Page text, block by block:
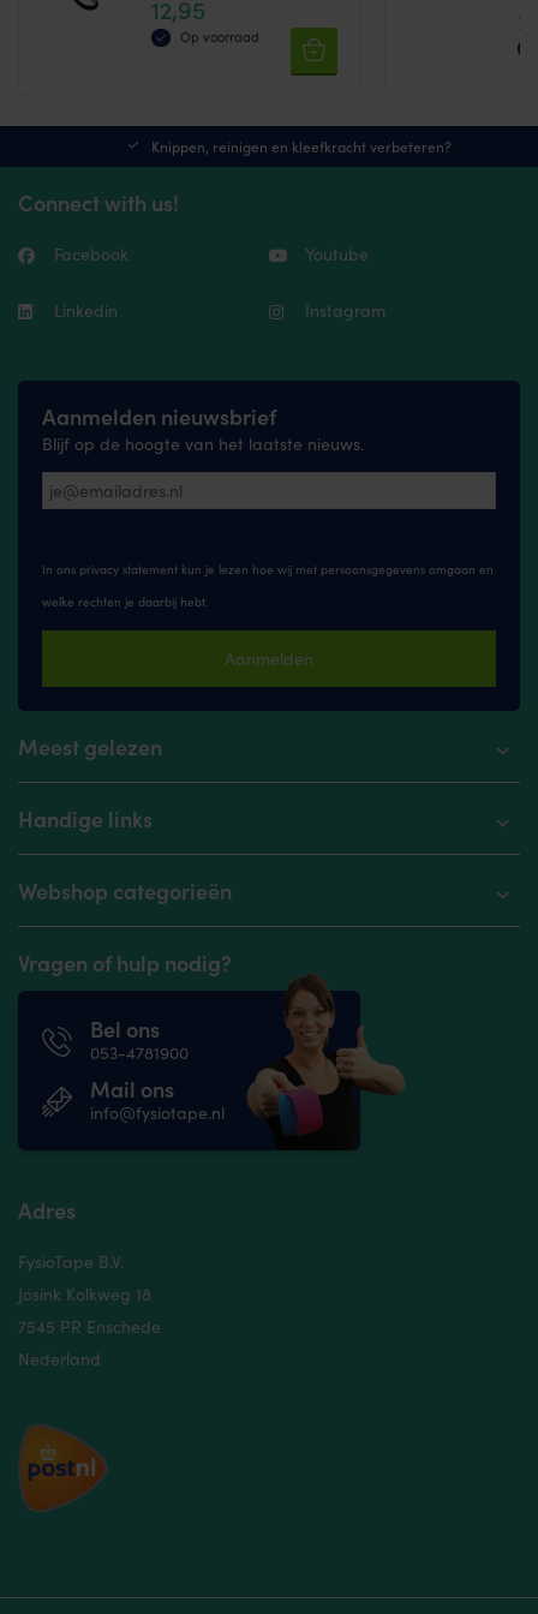
the
uit 5
12,95
Op voorraad
uit
Knippen, reinigen en kleefkracht verbeteren?
Connect with us!
Facebook Youtube
Linkedin Instagram
Aanmelden nieuwsbrief
Blijf op de hoogte van het laatste nieuws.
In ons privacy statement kun je lezen hoe wij met persoonsgegevens omgaan en
welke rechten je daarbij hebt.
Aanmelden
Meest gelezen
Handige links
Webshop categorieën
Vragen of hulp nodig?
Bel ons
053-4781900
Mail ons
info@fysiotape.nl
Adres
FysioTape B.V.
Josink Kolkweg 18
7545 PR Enschede
Nederland